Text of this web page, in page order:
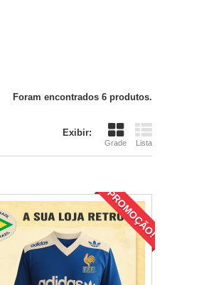
Foram encontrados 6 produtos.
Exibir:
Grade Lista
PROMOÇÃO!